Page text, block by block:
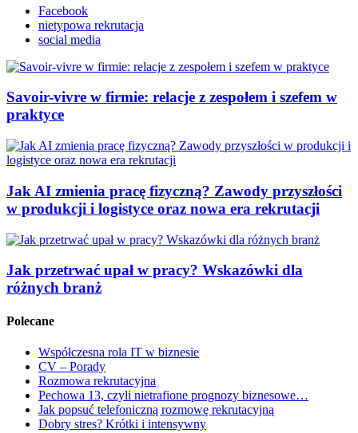
Facebook
nietypowa rekrutacja
social media
Savoir-vivre w firmie: relacje z zespołem i szefem w
praktyce
Jak AI zmienia pracę fizyczną? Zawody przyszłości
w produkcji i logistyce oraz nowa era rekrutacji
Jak przetrwać upał w pracy? Wskazówki dla
różnych branż
Polecane
Współczesna rola IT w biznesie
CV – Porady
Rozmowa rekrutacyjna
Pechowa 13, czyli nietrafione prognozy biznesowe…
Jak popsuć telefoniczną rozmowę rekrutacyjną
Dobry stres? Krótki i intensywny